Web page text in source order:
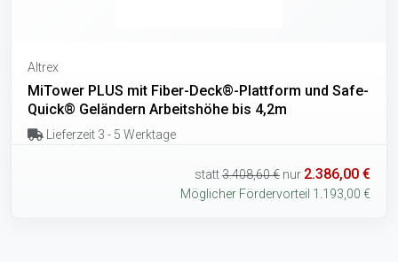
Altrex
MiTower PLUS mit Fiber-Deck®-Plattform und Safe-
Quick® Geländern Arbeitshöhe bis 4,2m
Lieferzeit 3 - 5 Werktage
statt3.408,60 € nur 2.386,00 €
Möglicher Fördervorteil 1.193,00 €